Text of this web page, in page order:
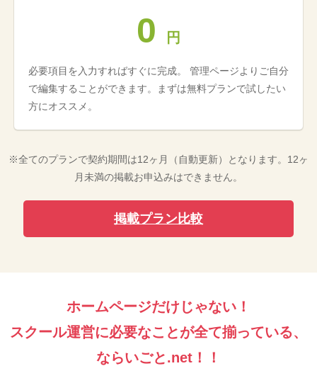
0 円
必要項目を入力すればすぐに完成。 管理ページよりご自分
で編集することができます。まずは無料プランで試したい
方にオススメ。
※全てのプランで契約期間は12ヶ月（自動更新）となります。12ヶ
月未満の掲載お申込みはできません。
掲載プラン比較
ホームページだけじゃない！
スクール運営に必要なことが全て揃っている、
ならいごと.net！！